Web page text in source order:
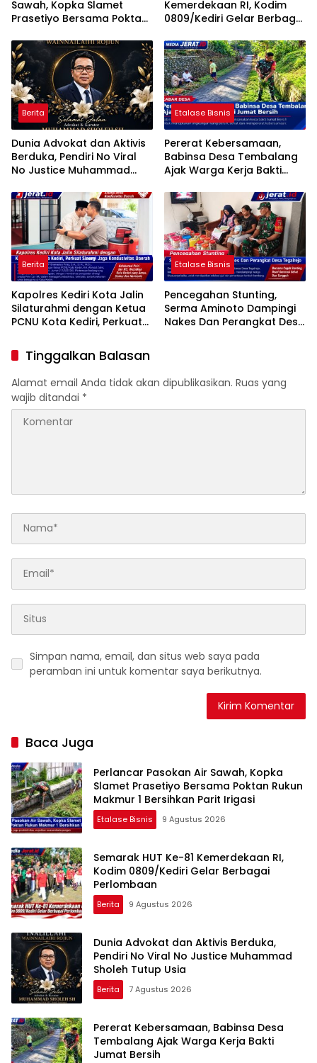
Sawah, Kopka Slamet
Prasetiyo Bersama Poktan
Parit Irigasi
Kemerdekaan RI, Kodim
0809/Kediri Gelar Berbagai
Berita
Dunia Advokat dan Aktivis
Berduka, Pendiri No Viral
No Justice Muhammad
Etalase Bisnis
Pererat Kebersamaan,
Babinsa Desa Tembalang
Ajak Warga Kerja Bakti
Berita
Kapolres Kediri Kota Jalin
Silaturahmi dengan Ketua
PCNU Kota Kediri, Perkuat
Daerah
Etalase Bisnis
Pencegahan Stunting,
Serma Aminoto Dampingi
Nakes Dan Perangkat Desa
Tinggalkan Balasan
Alamat email Anda tidak akan dipublikasikan. Ruas yang
wajib ditandai *
Simpan nama, email, dan situs web saya pada
peramban ini untuk komentar saya berikutnya.
Baca Juga
Perlancar Pasokan Air Sawah, Kopka
Slamet Prasetiyo Bersama Poktan Rukun
Makmur 1 Bersihkan Parit Irigasi
Etalase Bisnis 9 Agustus 2026
Semarak HUT Ke-81 Kemerdekaan RI,
Kodim 0809/Kediri Gelar Berbagai
Perlombaan
Berita 9 Agustus 2026
Dunia Advokat dan Aktivis Berduka,
Pendiri No Viral No Justice Muhammad
Sholeh Tutup Usia
Berita 7 Agustus 2026
Pererat Kebersamaan, Babinsa Desa
Tembalang Ajak Warga Kerja Bakti
Jumat Bersih